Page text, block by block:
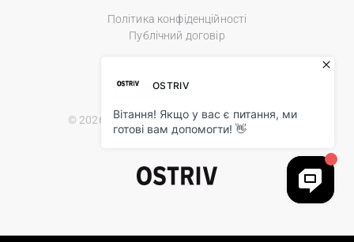
Політика конфіденційності
Публічний договір
© 2026 Ostriv.ua Store. All Rights Reserved.